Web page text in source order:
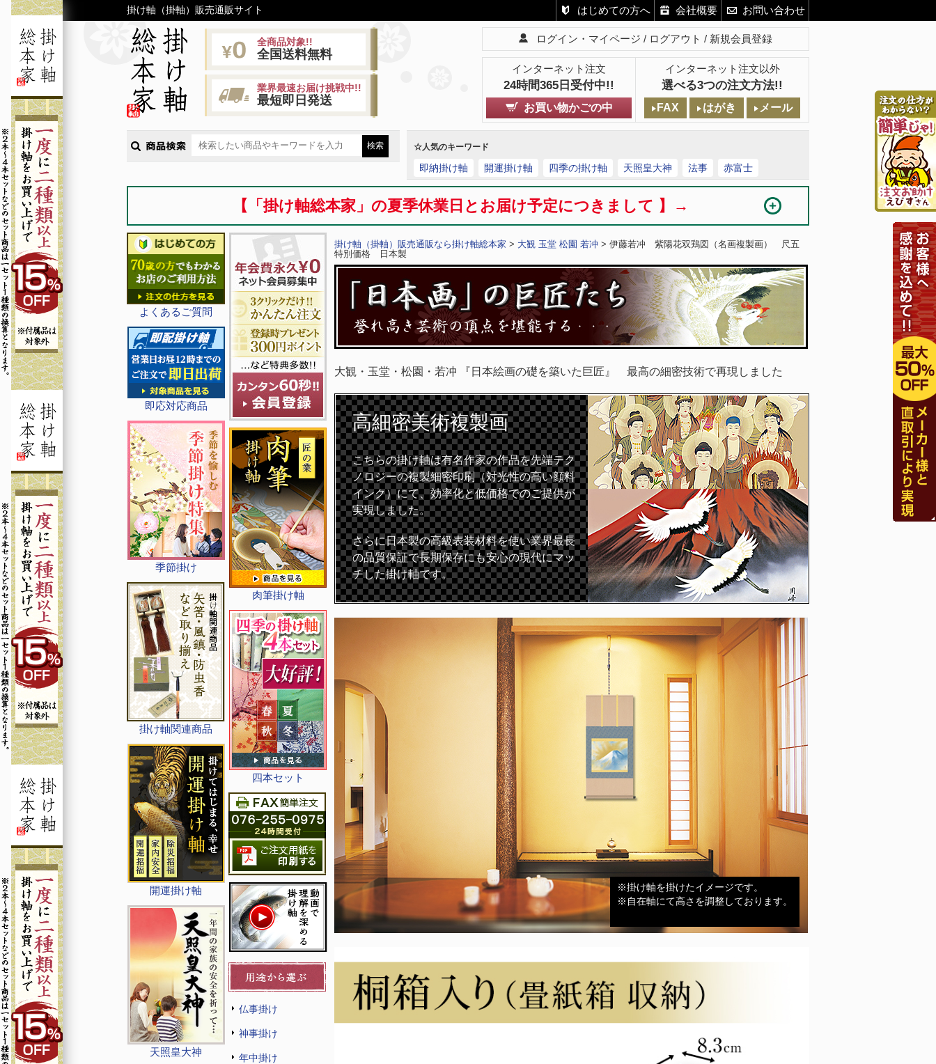
掛け軸（掛軸）販売通販サイト はじめての方へ 会社概要 お問い合わせ
全商品対象!!
全国送料無料
業界最速お届け挑戦中!!
最短即日発送
ログイン・マイページ ログアウト 新規会員登録
インターネット注文
24時間365日受付中!!
インターネット注文以外
選べる3つの注文方法!!
お買い物かごの中 FAX はがき メール
☆人気のキーワード
即納掛け軸 開運掛け軸 四季の掛け軸 天照皇大神 法事 赤富士
【「掛け軸総本家」の夏季休業日とお届け予定につきまして 】→
よくあるご質問
即応対応商品
季節掛け
掛け軸関連商品
開運掛け軸
天照皇大神
肉筆掛け軸
四本セット
仏事掛け
神事掛け
年中掛け
掛け軸（掛軸）販売通販なら掛け軸総本家 > 大観 玉堂 松園 若冲 > 伊藤若冲 紫陽花双鶏図（名画複製画） 尺五
特別価格 日本製
大観・玉堂・松園・若冲 『日本絵画の礎を築いた巨匠』 最高の細密技術で再現しました
高細密美術複製画
こちらの掛け軸は有名作家の作品を先端テク
ノロジーの複製細密印刷（対光性の高い顔料
インク）にて、効率化と低価格でのご提供が
実現しました。
さらに日本製の高級表装材料を使い業界最長
の品質保証で長期保存にも安心の現代にマッ
チした掛け軸です。
※掛け軸を掛けたイメージです。
※自在軸にて高さを調整しております。